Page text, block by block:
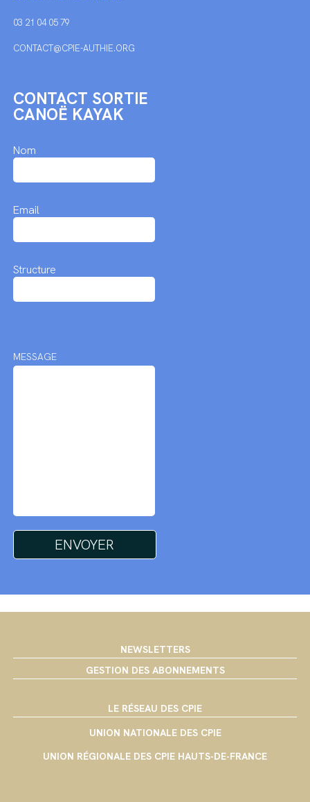
03 21 04 05 79
CONTACT@CPIE-AUTHIE.ORG
CONTACT SORTIE
CANOË KAYAK
Nom
Email
Structure
MESSAGE
NEWSLETTERS
GESTION DES ABONNEMENTS
LE RÉSEAU DES CPIE
UNION NATIONALE DES CPIE
UNION RÉGIONALE DES CPIE HAUTS-DE-FRANCE